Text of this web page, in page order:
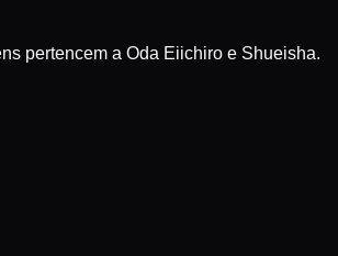
pertencem a Oda Eiichiro e Shueisha.